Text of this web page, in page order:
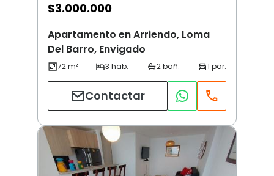
$3.000.000
Apartamento en Arriendo, Loma
Del Barro, Envigado
Contactar